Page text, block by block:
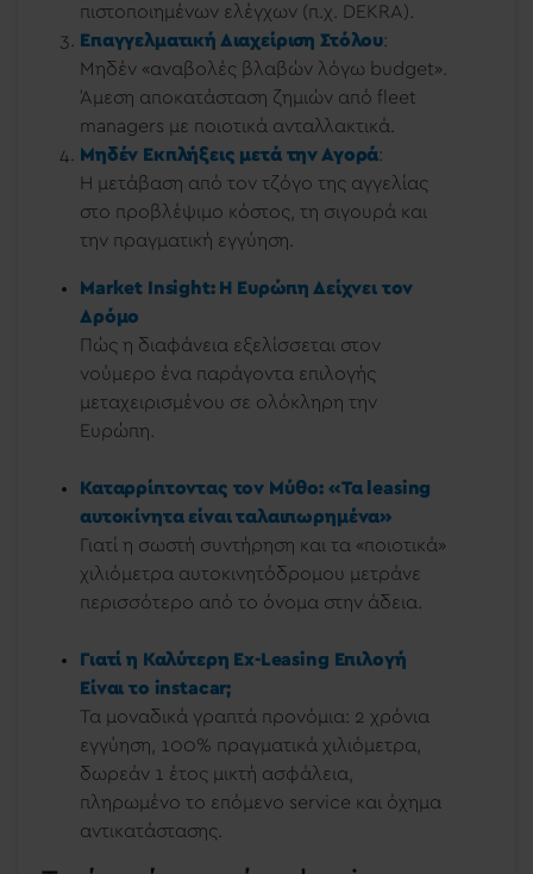
πιστοποιημένων ελέγχων (π.χ. DEKRA).
Επαγγελματική Διαχείριση Στόλου:
Μηδέν «αναβολές βλαβών λόγω budget».
Άμεση αποκατάσταση ζημιών από fleet
managers με ποιοτικά ανταλλακτικά.
Μηδέν Εκπλήξεις μετά την Αγορά:
Η μετάβαση από τον τζόγο της αγγελίας
στο προβλέψιμο κόστος, τη σιγουρά και
την πραγματική εγγύηση.
Market Insight: Η Ευρώπη Δείχνει τον
Δρόμο
Πώς η διαφάνεια εξελίσσεται στον
νούμερο ένα παράγοντα επιλογής
μεταχειρισμένου σε ολόκληρη την
Ευρώπη.
Καταρρίπτοντας τον Μύθο: «Τα leasing
αυτοκίνητα είναι ταλαιπωρημένα»
Γιατί η σωστή συντήρηση και τα «ποιοτικά»
χιλιόμετρα αυτοκινητόδρομου μετράνε
περισσότερο από το όνομα στην άδεια.
Γιατί η Καλύτερη Ex-Leasing Επιλογή
Είναι το instacar;
Τα μοναδικά γραπτά προνόμια: 2 χρόνια
εγγύηση, 100% πραγματικά χιλιόμετρα,
δωρεάν 1 έτος μικτή ασφάλεια,
πληρωμένο το επόμενο service και όχημα
αντικατάστασης.